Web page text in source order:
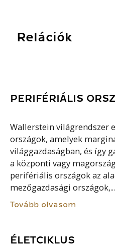
Relációk
PERIFÉRIÁLIS
Wallerstein világrendszer
országok, amelyek
világgazdaságban, és így
a központi vagy
perifériális országok az
mezőgazdasági országok,...
Tovább olvasom
ÉLETCIKLUS